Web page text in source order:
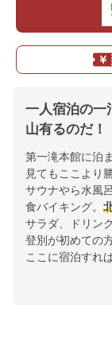
一人宿泊の一
山有るのだ！
第一滝本館に泊
見てもここより
サウナやら水風
食バイキング。
サラダ、ドリンク
登別が初めての
ここに宿泊すれば